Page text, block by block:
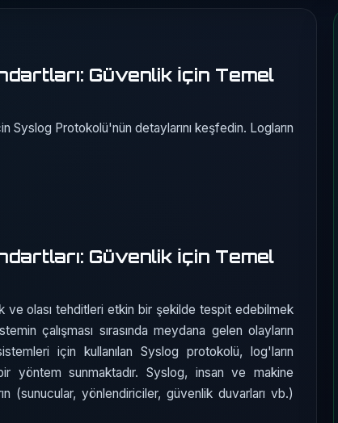
Güvenlik İçin Temel
Protokolü'nün detaylarını keşfedin. Logların
Güvenlik İçin Temel
ve olası tehditleri etkin bir şekilde tespit edebilmek
çalışması sırasında meydana gelen olayların
için kullanılan Syslog protokolü, log'ların
yöntem sunmaktadır. Syslog, insan ve makine
(sunucular, yönlendiriciler, güvenlik duvarları vb.)